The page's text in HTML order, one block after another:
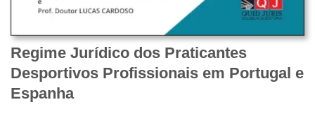
Regime Jurídico dos Praticantes
Desportivos Profissionais em Portugal e
Espanha